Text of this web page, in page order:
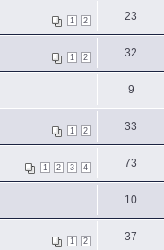
1 2 23
1 2 32
9
1 2 33
1 2 3 4 73
10
1 2 37